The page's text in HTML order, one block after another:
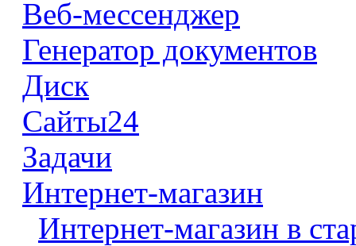
Веб-мессенджер
Генератор документов
Диск
Сайты24
Задачи
Интернет-магазин
Интернет-магазин в